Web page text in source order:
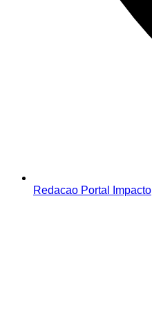
Redacao Portal Impacto